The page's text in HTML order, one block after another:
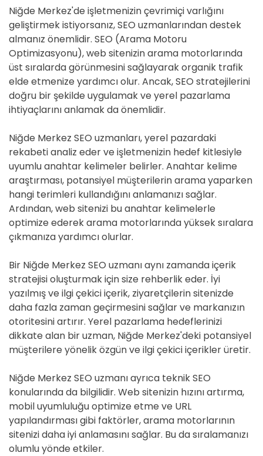
Niğde Merkez'de işletmenizin çevrimiçi varlığını
geliştirmek istiyorsanız, SEO uzmanlarından destek
almanız önemlidir. SEO (Arama Motoru
Optimizasyonu), web sitenizin arama motorlarında
üst sıralarda görünmesini sağlayarak organik trafik
elde etmenize yardımcı olur. Ancak, SEO stratejilerini
doğru bir şekilde uygulamak ve yerel pazarlama
ihtiyaçlarını anlamak da önemlidir.
Niğde Merkez SEO uzmanları, yerel pazardaki
rekabeti analiz eder ve işletmenizin hedef kitlesiyle
uyumlu anahtar kelimeler belirler. Anahtar kelime
araştırması, potansiyel müşterilerin arama yaparken
hangi terimleri kullandığını anlamanızı sağlar.
Ardından, web sitenizi bu anahtar kelimelerle
optimize ederek arama motorlarında yüksek sıralara
çıkmanıza yardımcı olurlar.
Bir Niğde Merkez SEO uzmanı aynı zamanda içerik
stratejisi oluşturmak için size rehberlik eder. İyi
yazılmış ve ilgi çekici içerik, ziyaretçilerin sitenizde
daha fazla zaman geçirmesini sağlar ve markanızın
otoritesini artırır. Yerel pazarlama hedeflerinizi
dikkate alan bir uzman, Niğde Merkez'deki potansiyel
müşterilere yönelik özgün ve ilgi çekici içerikler üretir.
Niğde Merkez SEO uzmanı ayrıca teknik SEO
konularında da bilgilidir. Web sitenizin hızını artırma,
mobil uyumluluğu optimize etme ve URL
yapılandırması gibi faktörler, arama motorlarının
sitenizi daha iyi anlamasını sağlar. Bu da sıralamanızı
olumlu yönde etkiler.